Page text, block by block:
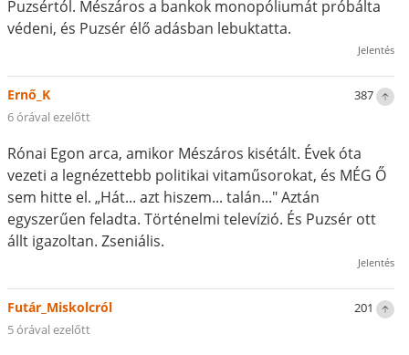
Puzsértól. Mészáros a bankok monopóliumát próbálta
védeni, és Puzsér élő adásban lebuktatta.
Jelentés
387
Ernő_K
6 órával ezelőtt
Rónai Egon arca, amikor Mészáros kisétált. Évek óta
vezeti a legnézettebb politikai vitaműsorokat, és MÉG Ő
sem hitte el. „Hát... azt hiszem... talán..." Aztán
egyszerűen feladta. Történelmi televízió. És Puzsér ott
állt igazoltan. Zseniális.
Jelentés
201
Futár_Miskolcról
5 órával ezelőtt